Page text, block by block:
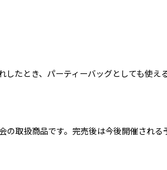
したとき、パーティーバッグとしても使
取扱商品です。完売後は今後開催される